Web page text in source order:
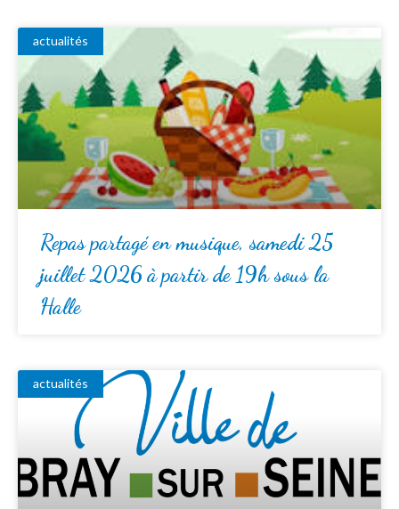
actualités
Repas partagé en musique, samedi 25
juillet 2026 à partir de 19h sous la
Halle
actualités